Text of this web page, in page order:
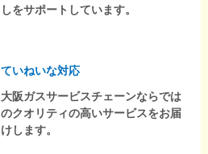
しをサポートしています。
ていねいな対応
大阪ガスサービスチェーンならでは
のクオリティの高いサービスをお届
けします。